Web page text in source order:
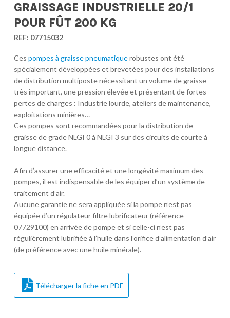
GRAISSAGE INDUSTRIELLE 20/1
POUR FÛT 200 KG
REF: 07715032
Ces pompes à graisse pneumatiquerobustes ont été
spécialement développées et brevetées pour des installations
de distribution multiposte nécessitant un volume de graisse
très important, une pression élevée et présentant de fortes
pertes de charges : Industrie lourde, ateliers de maintenance,
exploitations minières…
Ces pompes sont recommandées pour la distribution de
graisse de grade NLGI 0 à NLGI 3 sur des circuits de courte à
longue distance.
Afin d’assurer une efficacité et une longévité maximum des
pompes, il est indispensable de les équiper d’un système de
traitement d’air.
Aucune garantie ne sera appliquée si la pompe n’est pas
équipée d’un régulateur filtre lubrificateur (référence
07729100) en arrivée de pompe et si celle-ci n’est pas
régulièrement lubrifiée à l’huile dans l’orifice d’alimentation d’air
(de préférence avec une huile minérale).
Télécharger la fiche en PDF